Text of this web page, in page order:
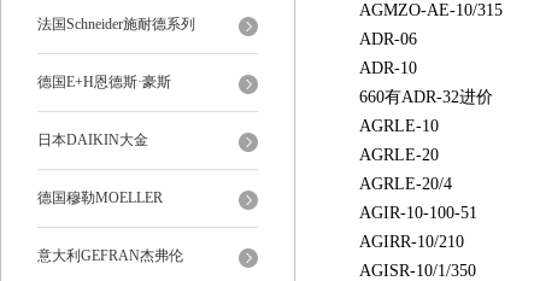
法国Schneider施耐德系列
德国E+H恩德斯·豪斯
日本DAIKIN大金
德国穆勒MOELLER
意大利GEFRAN杰弗伦
AGMZO-AE-10/315
ADR-06
ADR-10
660有ADR-32进价
AGRLE-10
AGRLE-20
AGRLE-20/4
AGIR-10-100-51
AGIRR-10/210
AGISR-10/1/350